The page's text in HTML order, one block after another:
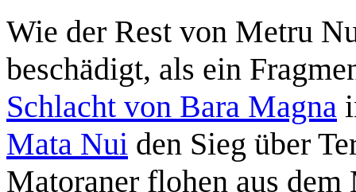
Wie der Rest von Metru
beschädigt, als ein
Schlacht von Bara Magna
Mata Nui den Sieg über
Matoraner flohen aus